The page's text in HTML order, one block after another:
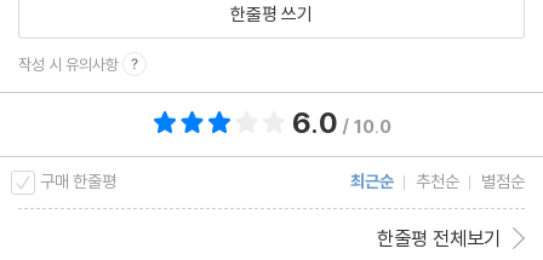
한줄평 쓰기
작성 시 유의사항
6.0 / 10.0
구매 한줄평 최근순 추천순 별점순
한줄평 전체보기